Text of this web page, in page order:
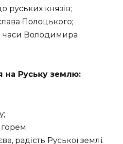
руських князів;
Полоцького;
часи Володимира
на Руську землю:
радість Руської землі.